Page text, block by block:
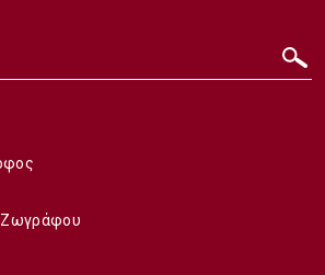
Ζωγράφου